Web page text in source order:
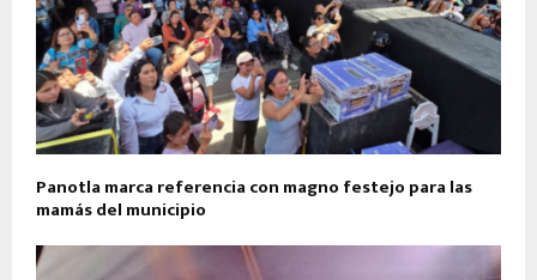
Panotla marca referencia con magno festejo para las
mamás del municipio